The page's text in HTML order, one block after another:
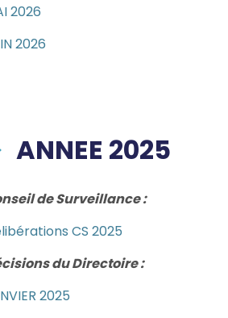
2026
2026
ANNEE 2025
de Surveillance :
CS 2025
du Directoire :
2025